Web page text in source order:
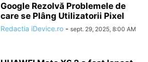
Google Rezolvă Problemele de
care se Plâng Utilizatorii Pixel
Redactia iDevice.ro - sept. 29, 2025, 8:00 AM